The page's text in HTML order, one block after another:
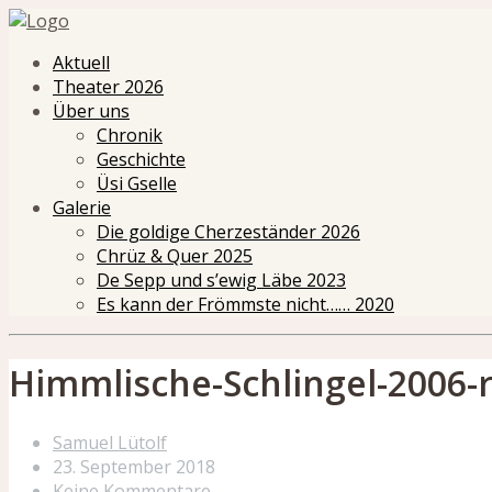
Aktuell
Theater 2026
Über uns
Chronik
Geschichte
Üsi Gselle
Galerie
Die goldige Cherzeständer 2026
Chrüz & Quer 2025
De Sepp und s’ewig Läbe 2023
Es kann der Frömmste nicht…… 2020
Himmlische-Schlingel-2006-
Samuel Lütolf
23. September 2018